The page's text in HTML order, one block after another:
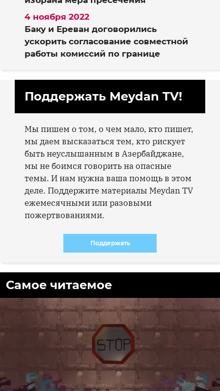
Баку и Ереван договорились
ускорить согласование совместной
работы комиссий по границе
4 ноября 2022
Поддержать Meydan TV!
Мы пишем о том, о чем мало, кто пишет,
мы даем высказаться тем, кто рискует
быть неуслышанным в Азербайджане,
мы не боимся говорить на опасные
темы. И нам нужна ваша помощь в этом
деле. Поддержите материалы Meydan TV
ежемесячными или разовыми
пожертвованиями.
Поддержать
Самое читаемое